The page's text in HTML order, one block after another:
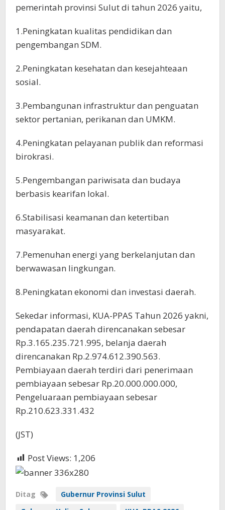
pemerintah provinsi Sulut di tahun 2026 yaitu,
1.Peningkatan kualitas pendidikan dan
pengembangan SDM.
2.Peningkatan kesehatan dan kesejahteaan
sosial.
3.Pembangunan infrastruktur dan penguatan
sektor pertanian, perikanan dan UMKM.
4.Peningkatan pelayanan publik dan reformasi
birokrasi.
5.Pengembangan pariwisata dan budaya
berbasis kearifan lokal.
6.Stabilisasi keamanan dan ketertiban
masyarakat.
7.Pemenuhan energi yang berkelanjutan dan
berwawasan lingkungan.
8.Peningkatan ekonomi dan investasi daerah.
Sekedar informasi, KUA-PPAS Tahun 2026 yakni,
pendapatan daerah direncanakan sebesar
Rp.3.165.235.721.995, belanja daerah
direncanakan Rp.2.974.612.390.563.
Pembiayaan daerah terdiri dari penerimaan
pembiayaan sebesar Rp.20.000.000.000,
Pengeluaraan pembiayaan sebesar
Rp.210.623.331.432
(JST)
Post Views: 1,206
Ditag
Gubernur Provinsi Sulut